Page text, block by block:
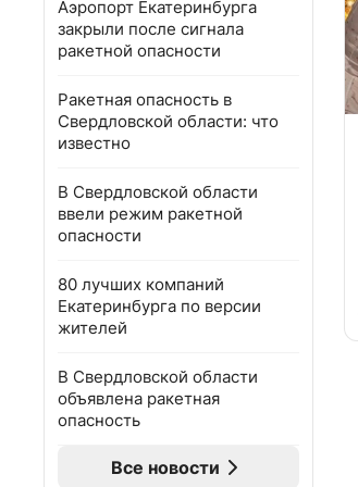
Аэропорт Екатеринбурга
закрыли после сигнала
ракетной опасности
Ракетная опасность в
Свердловской области: что
известно
В Свердловской области
ввели режим ракетной
опасности
80 лучших компаний
Екатеринбурга по версии
жителей
В Свердловской области
объявлена ракетная
опасность
Все новости